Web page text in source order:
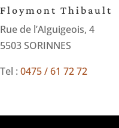
Floymont Thibault
Rue de l’AIguigeois, 4
5503 SORINNES
Tel : 0475 / 61 72 72